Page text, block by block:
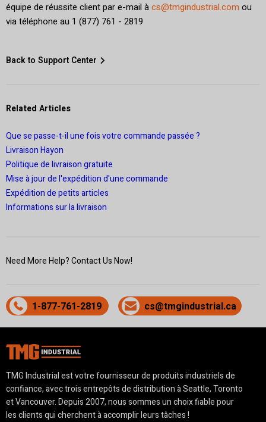
équipe de réussite client par e-mail àcs@tmgindustrial.com ou
via téléphone au 1 (877) 761 - 2819
Back to Support Center
Related Articles
Que se passe-t-il une fois votre commande passée ?
Livraison Hayon
Politique de livraison gratuite
Mise à jour de l'expédition d'une commande
Expédition de petits articles
Informations sur la livraison
Need More Help? Contact Us Now!
1-877-761-2819 cs@tmgindustrial.ca
TMG Industrial est votre fournisseur de produits industriels de
confiance, avec trois entrepôts de distribution à Seattle, Toronto
et Vancouver. Depuis 2007, nous sommes un choix fiable pour
les clients qui cherchent à accomplir leurs tâches !